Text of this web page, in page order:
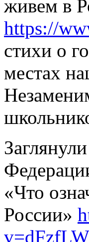
живем в
https://
стихи о
местах
«Что
России»